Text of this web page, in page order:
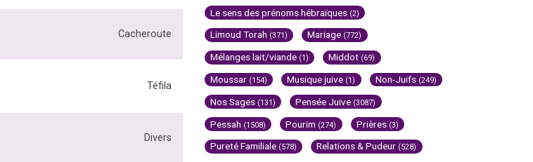
Cacheroute
Téfila
Divers
Le sens des prénoms hébraïques (2)
Limoud Torah (371) Mariage (772)
Mélanges lait/viande (1) Middot (69)
Moussar (154) Musique juive (1) Non-Juifs (249)
Nos Sages (131) Pensée Juive (3087)
Pessah (1508) Pourim (274) Prières (3)
Pureté Familiale (578) Relations & Pudeur (528)